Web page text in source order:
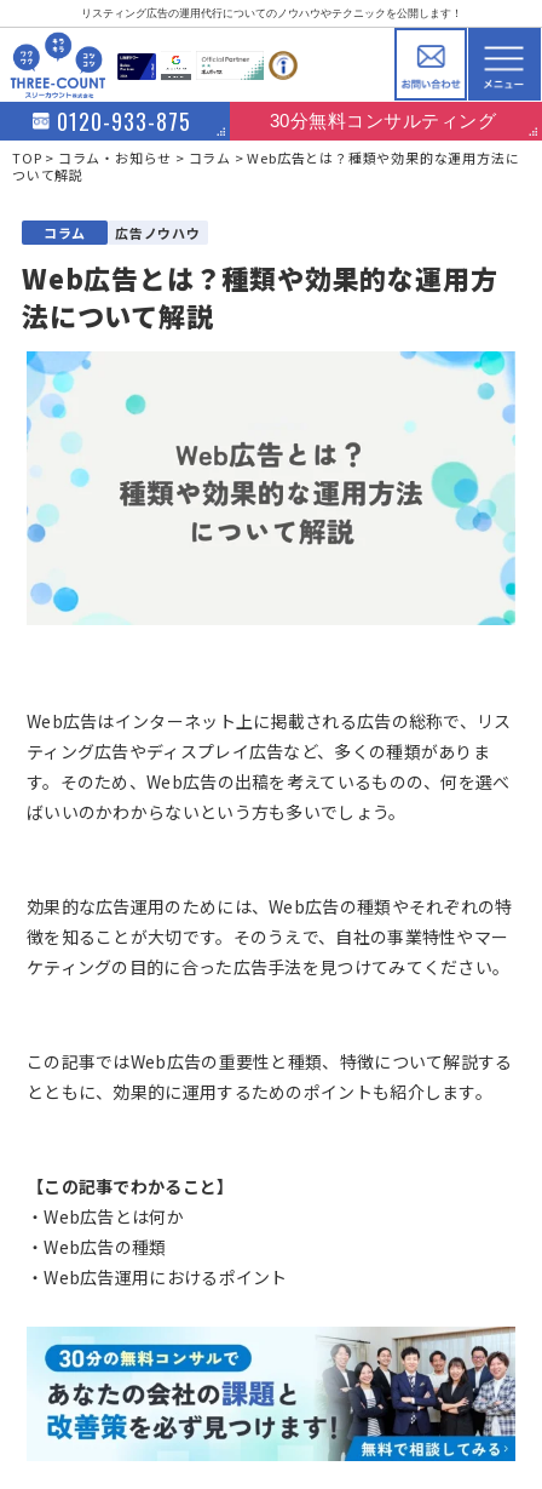
リスティング広告の運用代行についてのノウハウやテクニックを公開します！
0120-933-875 30分無料コンサルティング
TOP コラム・お知らせ コラム
Web広告とは？種類や効果的な運用方法に
ついて解説
コラム 広告ノウハウ
Web広告とは？種類や効果的な運用方
法について解説
Web広告はインターネット上に掲載される広告の総称で、リス
ティング広告やディスプレイ広告など、多くの種類がありま
す。そのため、Web広告の出稿を考えているものの、何を選べ
ばいいのかわからないという方も多いでしょう。
効果的な広告運用のためには、Web広告の種類やそれぞれの特
徴を知ることが大切です。そのうえで、自社の事業特性やマー
ケティングの目的に合った広告手法を見つけてみてください。
この記事ではWeb広告の重要性と種類、特徴について解説する
とともに、効果的に運用するためのポイントも紹介します。
【この記事でわかること】
・Web広告とは何か
・Web広告の種類
・Web広告運用におけるポイント